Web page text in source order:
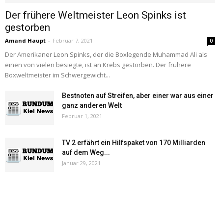
Der frühere Weltmeister Leon Spinks ist
gestorben
Amand Haupt - Februar 7, 2021 0
Der Amerikaner Leon Spinks, der die Boxlegende Muhammad Ali als
einen von vielen besiegte, ist an Krebs gestorben. Der frühere
Boxweltmeister im Schwergewicht...
Bestnoten auf Streifen, aber einer war aus einer
ganz anderen Welt
Februar 1, 2021
TV 2 erfährt ein Hilfspaket von 170 Milliarden
auf dem Weg...
Januar 29, 2021